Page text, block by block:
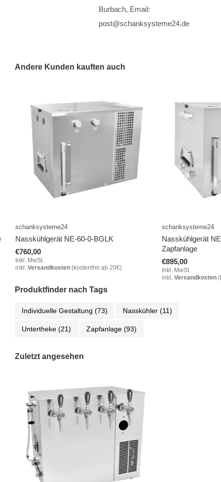
Burbach, Email:
post@schanksysteme24.de
Andere Kunden kauften auch
schanksysteme24
Nasskühlgerät NE-60-0-BGLK
€760,00
Inkl. MwSt.
inkl.Versandkosten (kostenfrei ab 20€)
schanksysteme24
Nasskühlgerät
Zapfanlage
€895,00
Inkl. MwSt.
inkl.Versandkosten
Produktfinder nach Tags
Individuelle Gestaltung (73) Nasskühler (11)
Untertheke (21) Zapfanlage (93)
Zuletzt angesehen